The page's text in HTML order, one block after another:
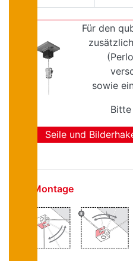
Für den
sowie
Seile und
Montage